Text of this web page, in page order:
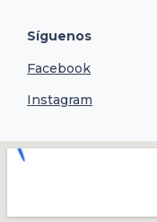
Síguenos
Facebook
Instagram